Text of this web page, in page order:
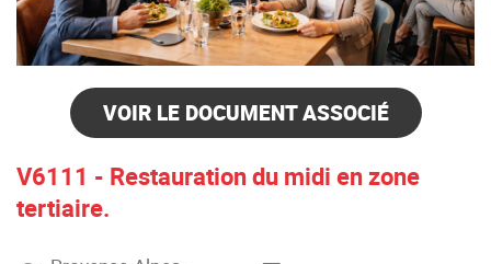
VOIR LE DOCUMENT ASSOCIÉ
V6111 - Restauration du midi en zone
tertiaire.